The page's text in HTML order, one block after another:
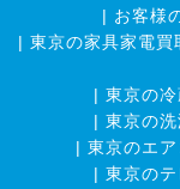
| お客様
| 東京の家具家電買
| 東京の
| 東京の
| 東京のエア
| 東京の